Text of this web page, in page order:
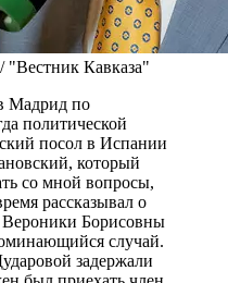
Кавказа"
Мадрид по
политической
посол в Испании
который
со мной вопросы,
рассказывал о
Вероники Борисовны
случай.
задержали